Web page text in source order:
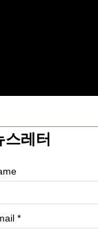
스레터
*